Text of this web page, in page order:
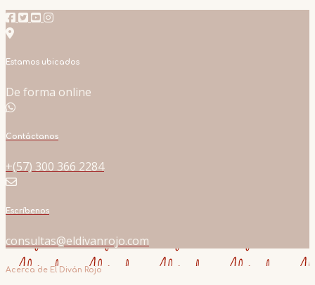
Estamos ubicados
De forma online
Contáctanos
+(57) 300 366 2284
Escríbenos
consultas@eldivanrojo.com
Acerca de El Diván Rojo